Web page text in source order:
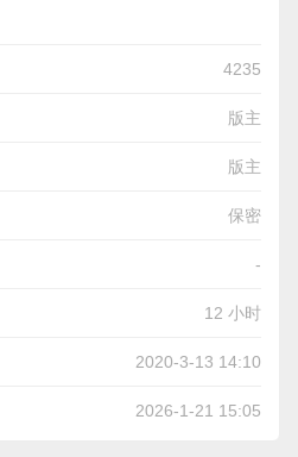
4235
版主
版主
保密
-
12 小时
2020-3-13 14:10
2026-1-21 15:05